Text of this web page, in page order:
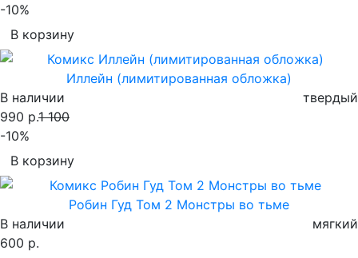
-10%
В корзину
Иллейн (лимитированная обложка)
В наличии
твердый
990 р.1 100
-10%
В корзину
Робин Гуд Том 2 Монстры во тьме
В наличии
мягкий
600 р.